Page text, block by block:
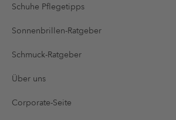
Schuhe Pflegetipps
Sonnenbrillen-Ratgeber
Schmuck-Ratgeber
Über uns
Corporate-Seite